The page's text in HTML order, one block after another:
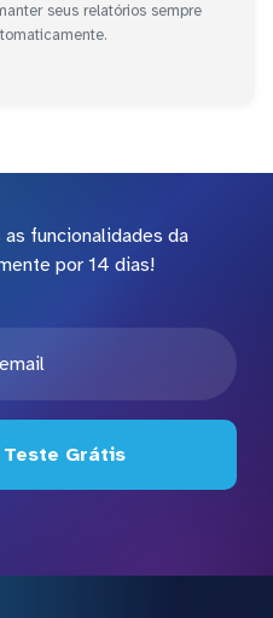
seus relatórios sempre
funcionalidades da
por 14 dias!
Teste Grátis